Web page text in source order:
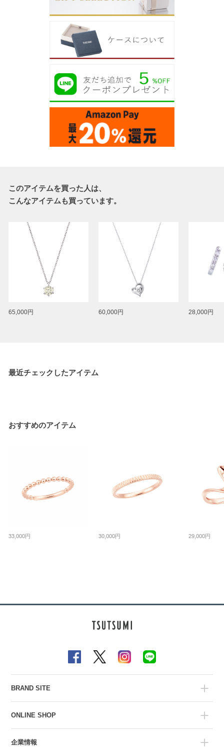
このアイテムを買った人は、
こんなアイテムも買っています。
65,000円 60,000円 28,000円
最近チェックしたアイテム
おすすめのアイテム
33,000円 30,000円 29,000円
BRAND SITE
ONLINE SHOP
企業情報